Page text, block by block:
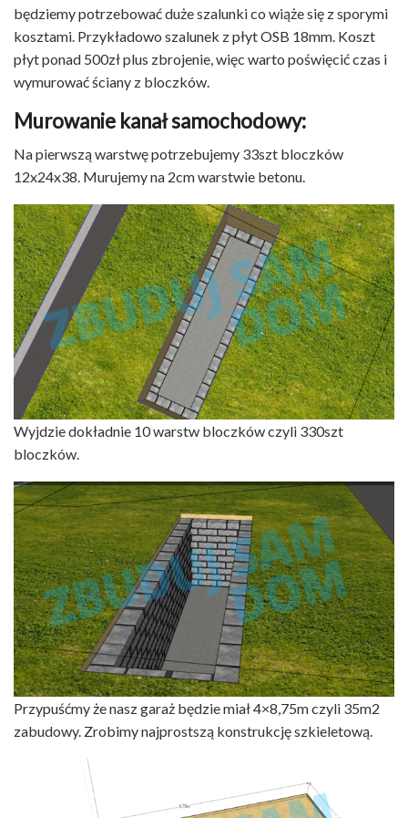
będziemy potrzebować duże szalunki co wiąże się z sporymi
kosztami. Przykładowo szalunek z płyt OSB 18mm. Koszt
płyt ponad 500zł plus zbrojenie, więc warto poświęcić czas i
wymurować ściany z bloczków.
Murowanie kanał samochodowy:
Na pierwszą warstwę potrzebujemy 33szt bloczków
12x24x38. Murujemy na 2cm warstwie betonu.
Wyjdzie dokładnie 10 warstw bloczków czyli 330szt
bloczków.
Przypuśćmy że nasz garaż będzie miał 4×8,75m czyli 35m2
zabudowy. Zrobimy najprostszą konstrukcję szkieletową.